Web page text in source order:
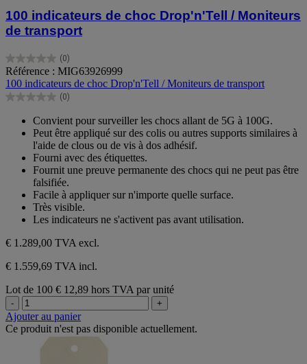
100 indicateurs de choc Drop'n'Tell / Moniteurs
de transport
(0)
0.0
sur
5
étoiles.
Référence : MIG63926999
100 indicateurs de choc Drop'n'Tell / Moniteurs de transport
(0)
0.0
étoiles.
Convient pour surveiller les chocs allant de 5G à 100G.
Peut être appliqué sur des colis ou autres supports similaires à
l'aide de clous ou de vis à dos adhésif.
Fourni avec des étiquettes.
Fournit une preuve permanente des chocs qui ne peut pas être
falsifiée.
Facile à appliquer sur n'importe quelle surface.
Très visible.
Les indicateurs ne s'activent pas avant utilisation.
€ 1.289,00 TVA excl.
€ 1.559,69 TVA incl.
Lot de 100 € 12,89 hors TVA par unité
- +
Ajouter au panier
Ce produit n'est pas disponible actuellement.